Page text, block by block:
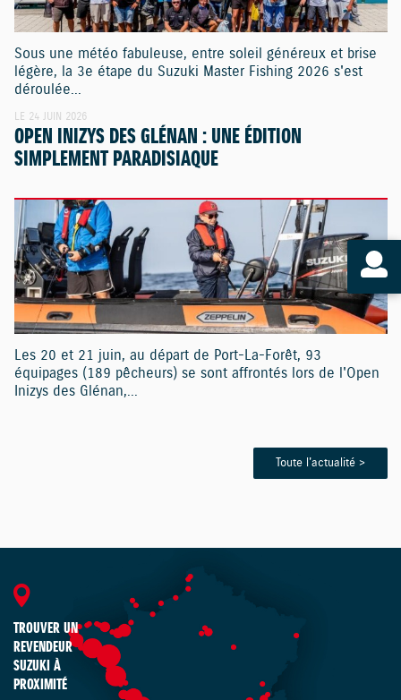
Sous une météo fabuleuse, entre soleil généreux et brise
légère, la 3e étape du Suzuki Master Fishing 2026 s'est
déroulée...
LE 24 JUIN 2026
OPEN INIZYS DES GLÉNAN : UNE ÉDITION
SIMPLEMENT PARADISIAQUE
Les 20 et 21 juin, au départ de Port-La-Forêt, 93
équipages (189 pêcheurs) se sont affrontés lors de l'Open
Inizys des Glénan,...
Toute l'actualité >
TROUVER UN
REVENDEUR
SUZUKI À
PROXIMITÉ